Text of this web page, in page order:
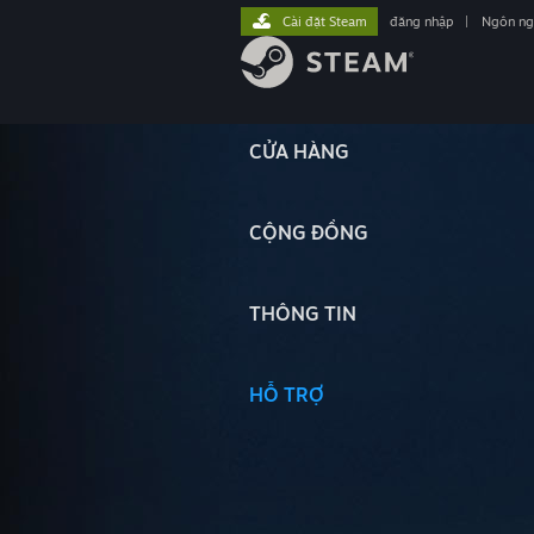
CỬA HÀNG
CỘNG ĐỒNG
THÔNG TIN
HỖ TRỢ
Cài đặt Steam đăng nhập Ngôn